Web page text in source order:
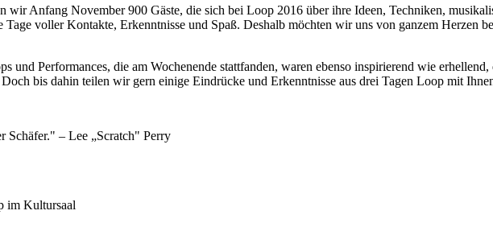
wir Anfang November 900 Gäste, die sich bei Loop 2016 über ihre Ideen, Techniken,
Tage voller Kontakte, Erkenntnisse und Spaß. Deshalb möchten wir uns von ganzem Herzen
und Performances, die am Wochenende stattfanden, waren ebenso inspirierend wie
bis dahin teilen wir gern einige Eindrücke und Erkenntnisse aus drei Tagen Loop mit
Schäfer." – Lee „Scratch" Perry
im Kultursaal